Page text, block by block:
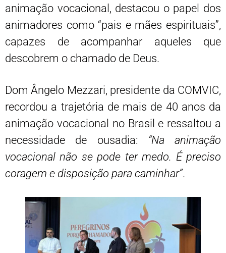
animação vocacional, destacou o papel dos
animadores como “pais e mães espirituais”,
capazes de acompanhar aqueles que
descobrem o chamado de Deus.
Dom Ângelo Mezzari, presidente da COMVIC,
recordou a trajetória de mais de 40 anos da
animação vocacional no Brasil e ressaltou a
necessidade de ousadia: “Na animação
vocacional não se pode ter medo. É preciso
coragem e disposição para caminhar”.